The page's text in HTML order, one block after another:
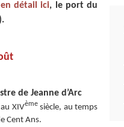
détail ici, le port du
de Jeanne d’Arc
XIVème siècle, au temps
Cent Ans.